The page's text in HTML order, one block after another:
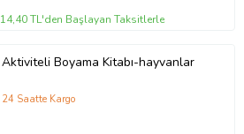
14,40 TL'den Başlayan Taksitlerle
Aktiviteli Boyama Kitabı-hayvanlar
24 Saatte Kargo